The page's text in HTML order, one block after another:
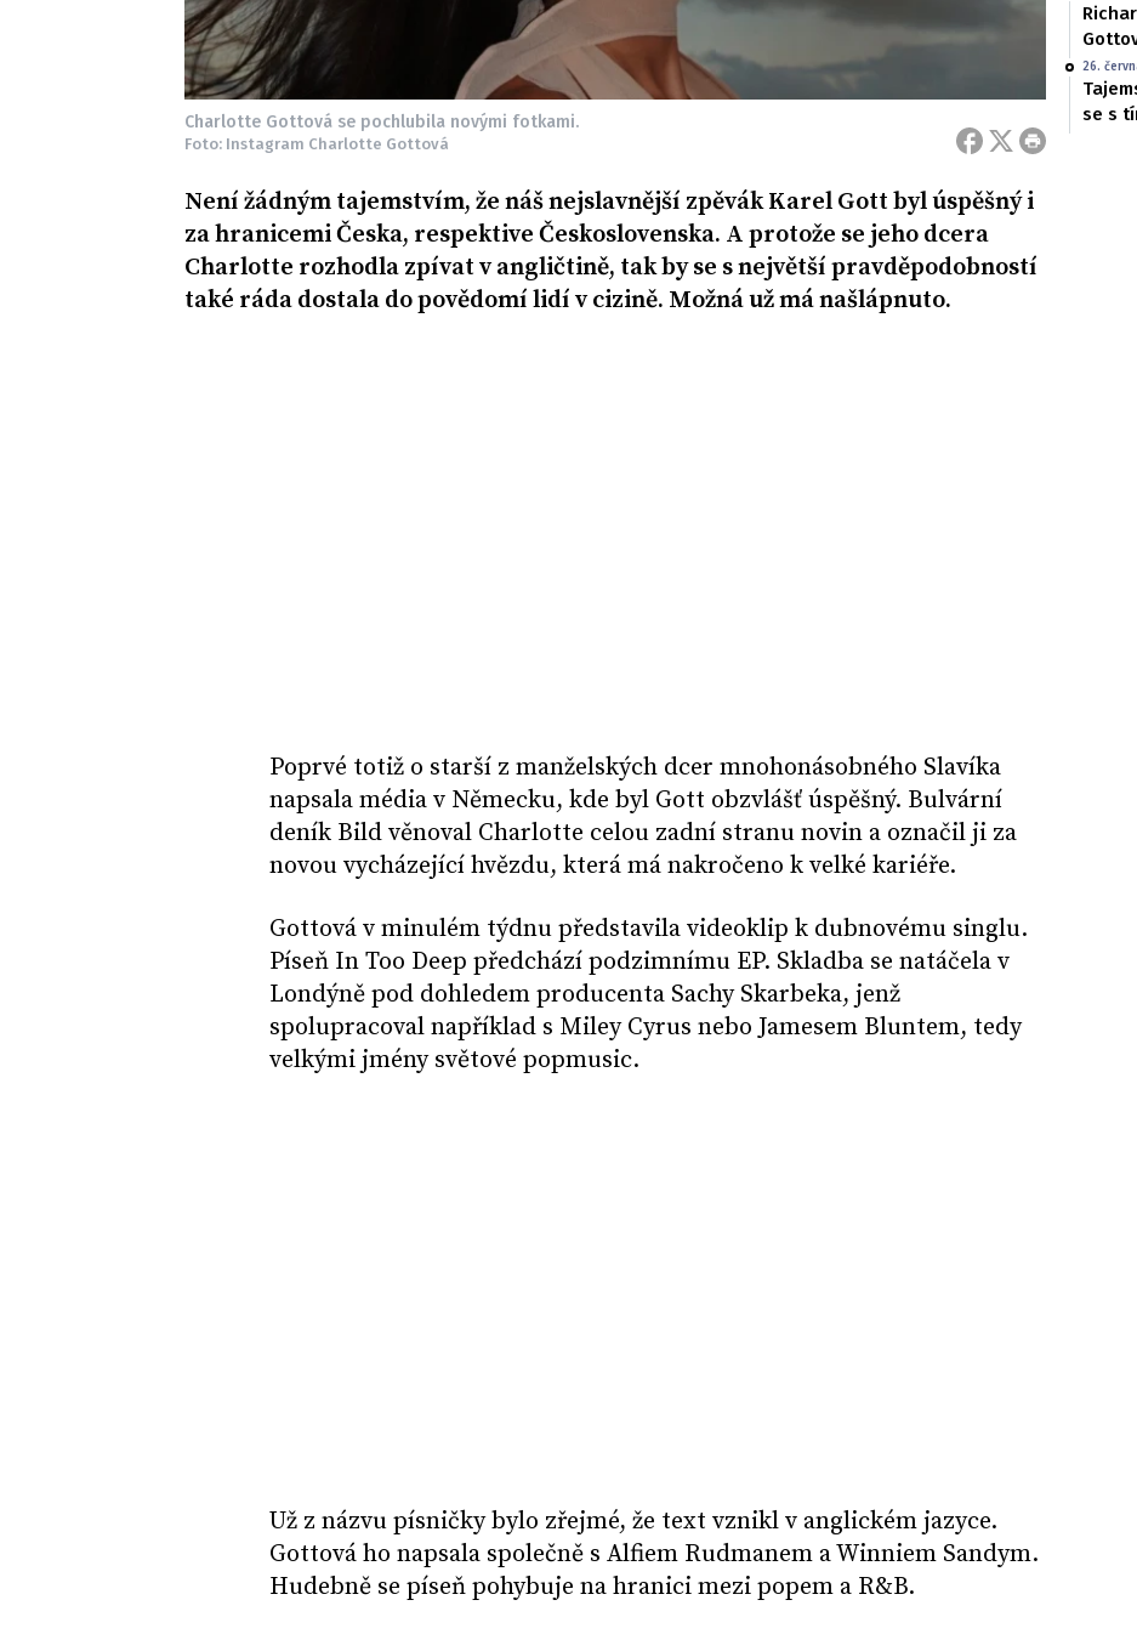
Charlotte Gottová se pochlubila novými fotkami.
Foto: Instagram Charlotte Gottová
Není žádným tajemstvím, že náš nejslavnější zpěvák Karel Gott byl úspěšný i
za hranicemi Česka, respektive Československa. A protože se jeho dcera
Charlotte rozhodla zpívat v angličtině, tak by se s největší pravděpodobností
také ráda dostala do povědomí lidí v cizině. Možná už má našlápnuto.
Poprvé totiž o starší z manželských dcer mnohonásobného Slavíka
napsala média v Německu, kde byl Gott obzvlášť úspěšný. Bulvární
deník Bild věnoval Charlotte celou zadní stranu novin a označil ji za
novou vycházející hvězdu, která má nakročeno k velké kariéře.
Gottová v minulém týdnu představila videoklip k dubnovému singlu.
Píseň In Too Deep předchází podzimnímu EP. Skladba se natáčela v
Londýně pod dohledem producenta Sachy Skarbeka, jenž
spolupracoval například s Miley Cyrus nebo Jamesem Bluntem, tedy
velkými jmény světové popmusic.
Už z názvu písničky bylo zřejmé, že text vznikl v anglickém jazyce.
Gottová ho napsala společně s Alfiem Rudmanem a Winniem Sandym.
Hudebně se píseň pohybuje na hranici mezi popem a R&B.
26.
se s